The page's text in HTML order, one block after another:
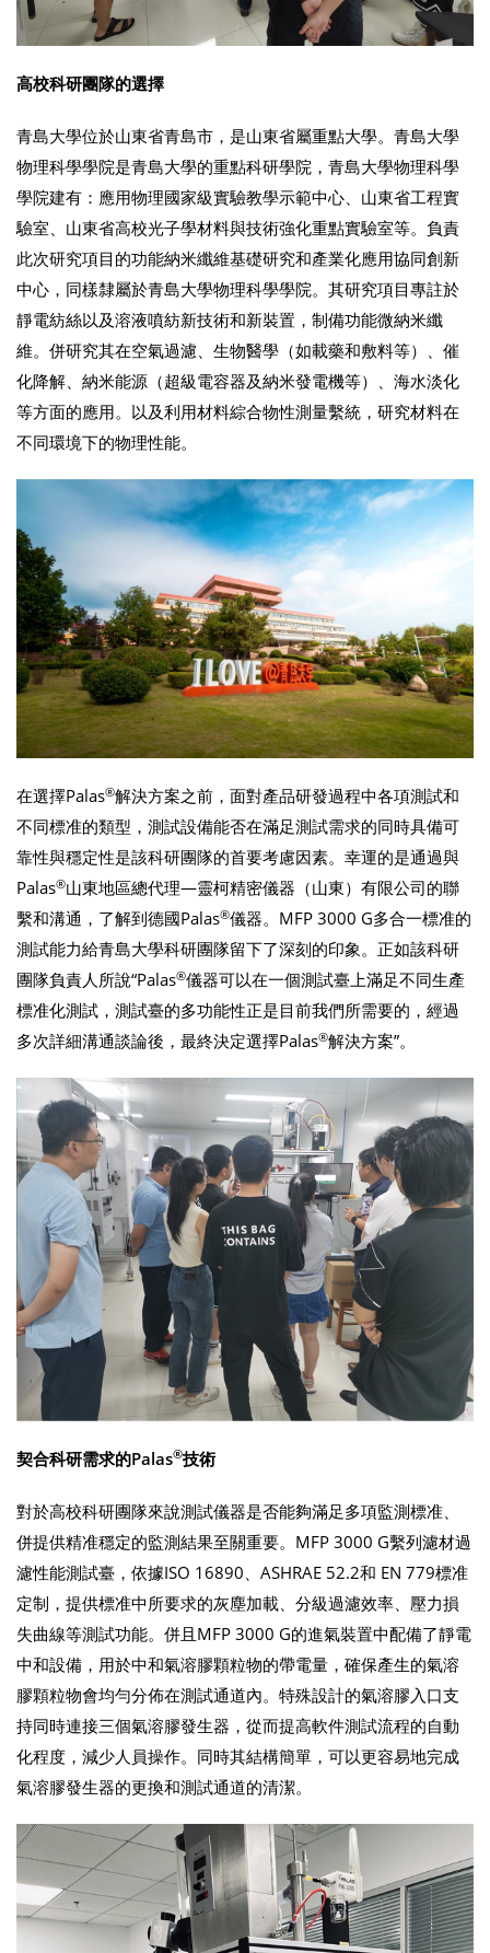
高校科研團隊的選擇
青島大學位於山東省青島市，是山東省屬重點大學。青島大學
物理科學學院是青島大學的重點科研學院，青島大學物理科學
學院建有：應用物理國家級實驗教學示範中心、山東省工程實
驗室、山東省高校光子學材料與技術強化重點實驗室等。負責
此次研究項目的功能納米纖維基礎研究和產業化應用協同創新
中心，同樣隸屬於青島大學物理科學學院。其研究項目專註於
靜電紡絲以及溶液噴紡新技術和新裝置，制備功能微納米纖
維。併研究其在空氣過濾、生物醫學（如載藥和敷料等）、催
化降解、納米能源（超級電容器及納米發電機等）、海水淡化
等方面的應用。以及利用材料綜合物性測量繫統，研究材料在
不同環境下的物理性能。
在選擇Palas®解決方案之前，面對產品研發過程中各項測試和
不同標准的類型，測試設備能否在滿足測試需求的同時具備可
靠性與穩定性是該科研團隊的首要考慮因素。幸運的是通過與
Palas®山東地區總代理—靈柯精密儀器（山東）有限公司的聯
繫和溝通，了解到德國Palas®儀器。MFP 3000 G多合一標准的
測試能力給青島大學科研團隊留下了深刻的印象。正如該科研
團隊負責人所說“Palas®儀器可以在一個測試臺上滿足不同生產
標准化測試，測試臺的多功能性正是目前我們所需要的，經過
多次詳細溝通談論後，最終決定選擇Palas®解決方案”。
契合科研需求的Palas®技術
對於高校科研團隊來說測試儀器是否能夠滿足多項監測標准、
併提供精准穩定的監測結果至關重要。MFP 3000 G繫列濾材過
濾性能測試臺，依據ISO 16890、ASHRAE 52.2和 EN 779標准
定制，提供標准中所要求的灰塵加載、分級過濾效率、壓力損
失曲線等測試功能。併且MFP 3000 G的進氣裝置中配備了靜電
中和設備，用於中和氣溶膠顆粒物的帶電量，確保產生的氣溶
膠顆粒物會均勻分佈在測試通道內。特殊設計的氣溶膠入口支
持同時連接三個氣溶膠發生器，從而提高軟件測試流程的自動
化程度，減少人員操作。同時其結構簡單，可以更容易地完成
氣溶膠發生器的更換和測試通道的清潔。